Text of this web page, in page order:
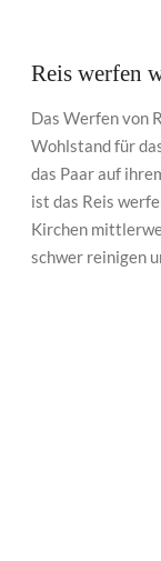
Reis werfen
Das Werfen von
Wohlstand für
das Paar auf
ist das Reis
Kirchen
schwer reinigen